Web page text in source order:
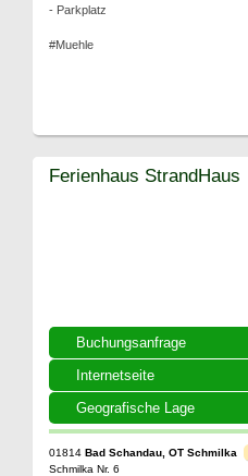
- Parkplatz
#Muehle
Buchungsanfrage
Internetseite
Geografische Lage
Ferienhaus StrandHaus
01814 Bad Schandau, OT Schmilka
Schmilka Nr. 6